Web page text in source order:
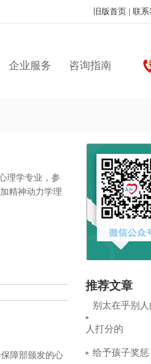
旧版首页 联系
企业服务 咨询指南
理学专业，参
精神动力学理
障部颁发的心
推荐文章
别太在乎别
人打分的
给予孩子奖惩